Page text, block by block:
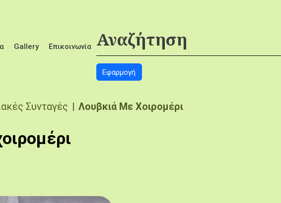
Gallery Επικοινωνία
Συνταγές Λουβκιά Με Χοιρομέρι